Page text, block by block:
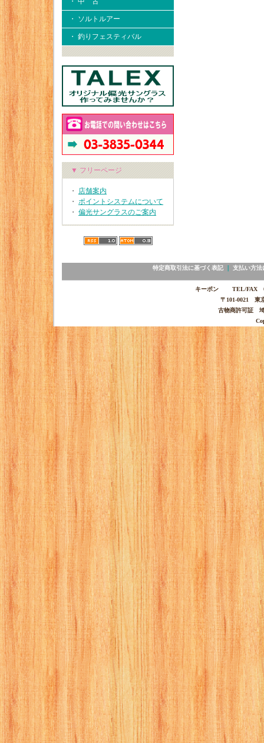
・ ソルトルアー
・ 釣りフェスティバル
▼ フリーページ
・ 店舗案内
・ ポイントシステムについて
・ 偏光サングラスのご案内
特定商取引法に基づく表記｜ 支払い方法
キーポン TEL/FAX
〒101-0021 東
古物商許可証